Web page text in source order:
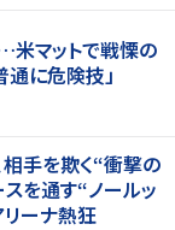
米マットで戦慄の
に危険技」
手を欺く“衝撃の
を通す“ノールッ
ーナ熱狂